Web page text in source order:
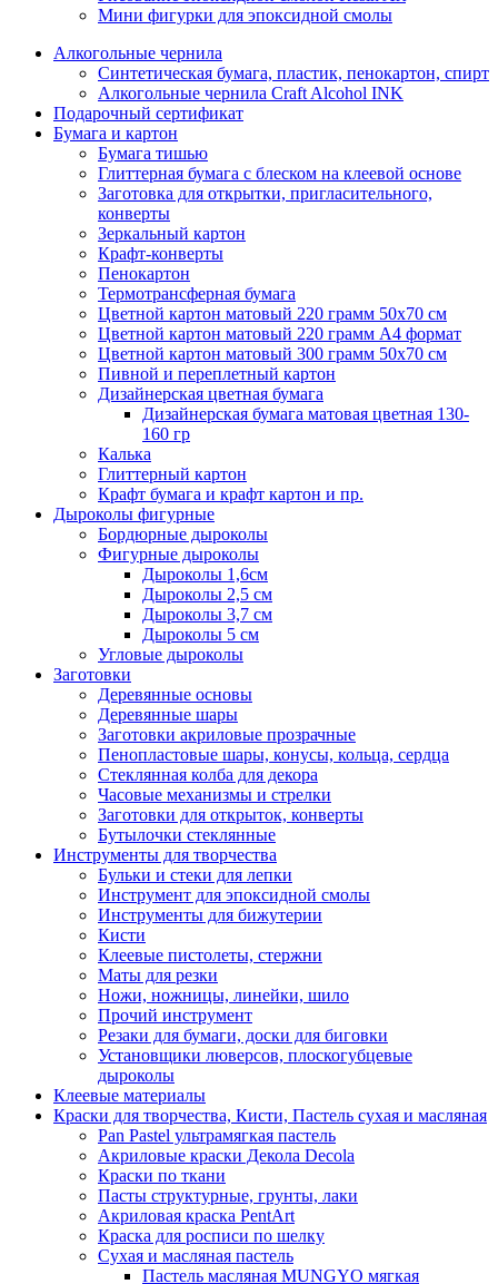
Мини фигурки для эпоксидной смолы
Алкогольные чернила
Синтетическая бумага, пластик, пенокартон, спирт
Алкогольные чернила Craft Alcohol INK
Подарочный сертификат
Бумага и картон
Бумага тишью
Глиттерная бумага с блеском на клеевой основе
Заготовка для открытки, пригласительного,
конверты
Зеркальный картон
Крафт-конверты
Пенокартон
Термотрансферная бумага
Цветной картон матовый 220 грамм 50х70 см
Цветной картон матовый 220 грамм A4 формат
Цветной картон матовый 300 грамм 50х70 см
Пивной и переплетный картон
Дизайнерская цветная бумага
Дизайнерская бумага матовая цветная 130-
160 гр
Калька
Глиттерный картон
Крафт бумага и крафт картон и пр.
Дыроколы фигурные
Бордюрные дыроколы
Фигурные дыроколы
Дыроколы 1,6см
Дыроколы 2,5 см
Дыроколы 3,7 см
Дыроколы 5 см
Угловые дыроколы
Заготовки
Деревянные основы
Деревянные шары
Заготовки акриловые прозрачные
Пенопластовые шары, конусы, кольца, сердца
Стеклянная колба для декора
Часовые механизмы и стрелки
Заготовки для открыток, конверты
Бутылочки стеклянные
Инструменты для творчества
Бульки и стеки для лепки
Инструмент для эпоксидной смолы
Инструменты для бижутерии
Кисти
Клеевые пистолеты, стержни
Маты для резки
Ножи, ножницы, линейки, шило
Прочий инструмент
Резаки для бумаги, доски для биговки
Установщики люверсов, плоскогубцевые
дыроколы
Клеевые материалы
Краски для творчества, Кисти, Пастель сухая и масляная
Pan Pastel ультрамягкая пастель
Акриловые краски Декола Decola
Краски по ткани
Пасты структурные, грунты, лаки
Акриловая краска PentArt
Краска для росписи по шелку
Cухая и масляная пастель
Пастель масляная MUNGYO мягкая